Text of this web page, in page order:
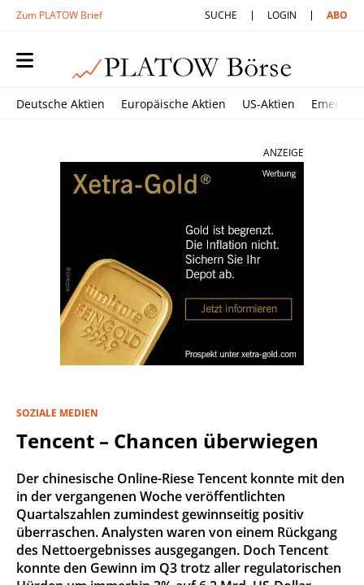
Zum PLATOW Brief SUCHE LOGIN ABO
Deutsche Aktien Europäische Aktien US-Aktien
ANZEIGE
SOZIALE MEDIEN
Tencent – Chancen überwiegen
Der chinesische Online-Riese Tencent konnte mit den
in der vergangenen Woche veröffentlichten
Quartalszahlen zumindest gewinnseitig positiv
überraschen. Analysten waren von einem Rückgang
des Nettoergebnisses ausgegangen. Doch Tencent
konnte den Gewinn im Q3 trotz aller regulatorischen